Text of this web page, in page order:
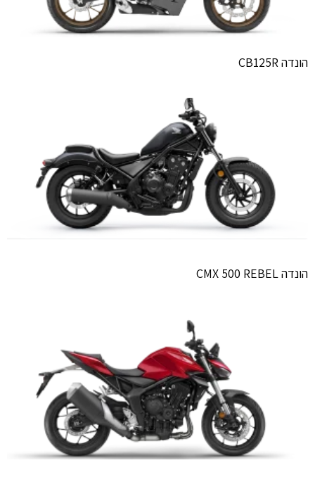
הונדה CB125R
הונדה CMX 500 REBEL